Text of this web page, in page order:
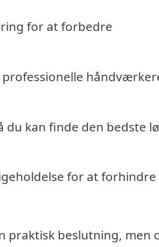
for at forbedre
du kan finde den bedste
for at forhindre
praktisk beslutning, men